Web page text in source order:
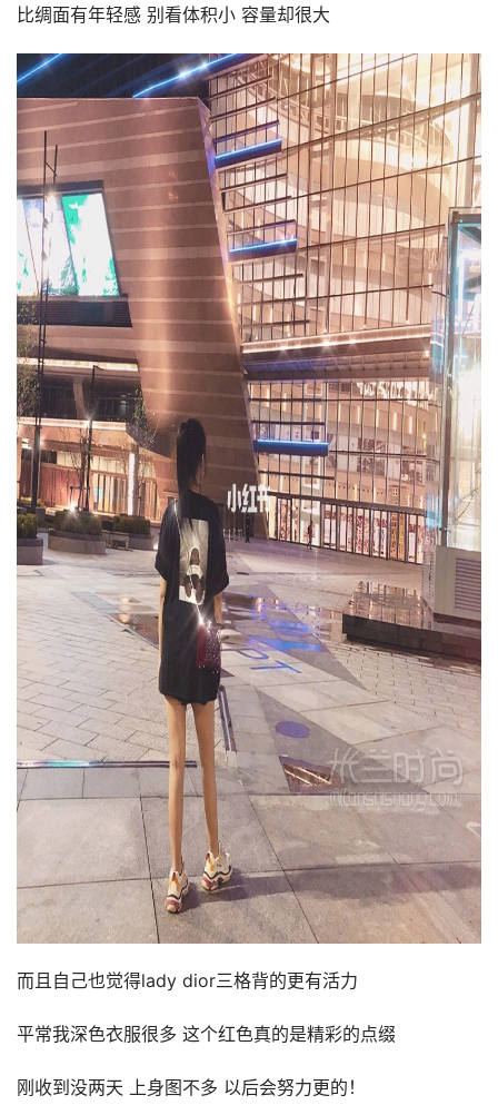
比绸面有年轻感 别看体积小 容量却很大
而且自己也觉得lady dior三格背的更有活力
平常我深色衣服很多 这个红色真的是精彩的点缀
刚收到没两天 上身图不多 以后会努力更的！